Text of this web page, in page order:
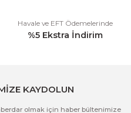
Havale ve EFT Ödemelerinde
%5 Ekstra İndirim
KAYDOLUN
olmak için haber bültenimize